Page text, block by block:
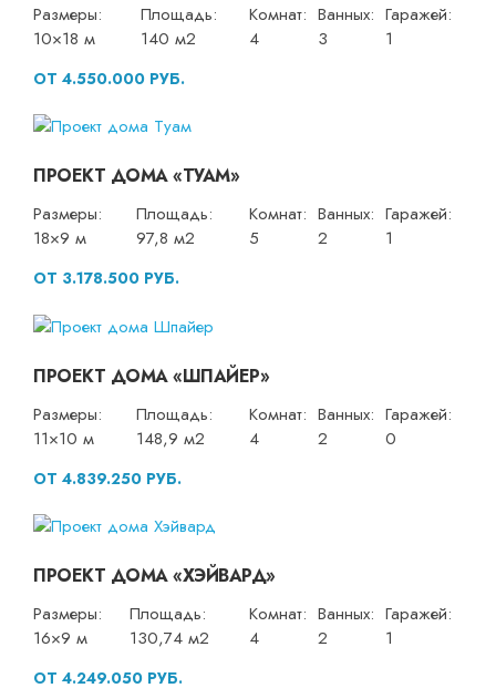
Размеры:
10×18 м
Площадь:
140 м2
Комнат:
4
Ванных:
3
Гаражей:
1
ОТ 4.550.000 РУБ.
ПРОЕКТ ДОМА «ТУАМ»
Размеры:
18×9 м
Площадь:
97,8 м2
Комнат:
5
Ванных:
2
Гаражей:
1
ОТ 3.178.500 РУБ.
ПРОЕКТ ДОМА «ШПАЙЕР»
Размеры:
11×10 м
Площадь:
148,9 м2
Комнат:
4
Ванных:
2
Гаражей:
0
ОТ 4.839.250 РУБ.
ПРОЕКТ ДОМА «ХЭЙВАРД»
Размеры:
16×9 м
Площадь:
130,74 м2
Комнат:
4
Ванных:
2
Гаражей:
1
ОТ 4.249.050 РУБ.